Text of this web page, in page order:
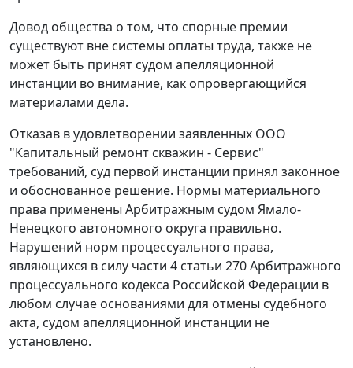
Довод общества о том, что спорные премии
существуют вне системы оплаты труда, также не
может быть принят судом апелляционной
инстанции во внимание, как опровергающийся
материалами дела.
Отказав в удовлетворении заявленных ООО
"Капитальный ремонт скважин - Сервис"
требований, суд первой инстанции принял законное
и обоснованное решение. Нормы материального
права применены Арбитражным судом Ямало-
Ненецкого автономного округа правильно.
Нарушений норм процессуального права,
являющихся в силу части 4 статьи 270Арбитражного
процессуального кодекса Российской Федерации в
любом случае основаниями для отмены судебного
акта, судом апелляционной инстанции не
установлено.